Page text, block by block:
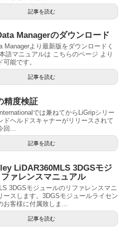
記事を読む
Managerのダウンロード
Managerより最新版をダウンロードく
語マニュアルは こちらのページ より
能です。
記事を読む
精度検証
では兼ねてからLiGripシリー
ドヘルドスキャナーがリリースされて
回...
記事を読む
LiDAR360MLS 3DGSモジ
ァレンスマニュアル
3DGSモジュールのリファレンスマニ
ースします。3DGSモジュールライセン
お客様に付属致しま...
記事を読む